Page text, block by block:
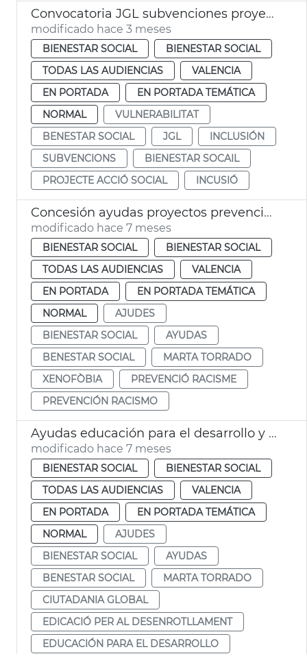
Convocatoria JGL subvenciones proyectes acción social Ayuntamiento València
modificado hace 3 meses
BIENESTAR SOCIAL
BIENESTAR SOCIAL
TODAS LAS AUDIENCIAS
VALENCIA
EN PORTADA
EN PORTADA TEMÁTICA
NORMAL
VULNERABILITAT
BENESTAR SOCIAL
JGL
INCLUSIÓN
SUBVENCIONS
BIENESTAR SOCAIL
PROJECTE ACCIÓ SOCIAL
INCUSIÓ
Concesión ayudas proyectos prevención racismo y xenofobia 2025
modificado hace 7 meses
BIENESTAR SOCIAL
BIENESTAR SOCIAL
TODAS LAS AUDIENCIAS
VALENCIA
EN PORTADA
EN PORTADA TEMÁTICA
NORMAL
AJUDES
BIENESTAR SOCIAL
AYUDAS
BENESTAR SOCIAL
MARTA TORRADO
XENOFÒBIA
PREVENCIÓ RACISME
PREVENCIÓN RACISMO
Ayudas educación para el desarrollo y para la ciudadanía global 2025
modificado hace 7 meses
BIENESTAR SOCIAL
BIENESTAR SOCIAL
TODAS LAS AUDIENCIAS
VALENCIA
EN PORTADA
EN PORTADA TEMÁTICA
NORMAL
AJUDES
BIENESTAR SOCIAL
AYUDAS
BENESTAR SOCIAL
MARTA TORRADO
CIUTADANIA GLOBAL
EDICACIÓ PER AL DESENROTLLAMENT
EDUCACIÓN PARA EL DESARROLLO